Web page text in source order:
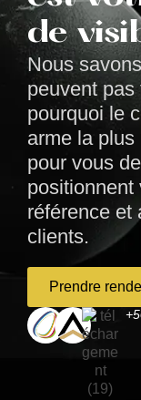
de
Nous
peuvent pas
pourquoi le
arme la
pour vous
positionnent
référence et
clients.
Prendre